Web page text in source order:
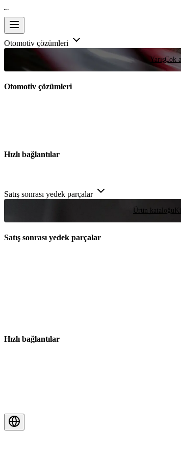
Otomotiv çözümleri
YarışÇok
Otomotiv çözümleri
Hızlı bağlantılar
Satış sonrası yedek parçalar
Ürün kataloğu
Satış sonrası yedek parçalar
Hızlı bağlantılar